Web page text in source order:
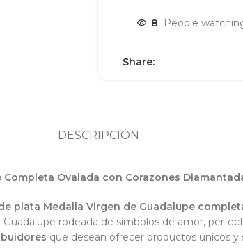
8 People
Share:
DESCRIPCIÓN
Ovalada con Corazones
plata Medalla Virgen de Guadalupe
rodeada de símbolos de amor,
que desean ofrecer productos únicos y